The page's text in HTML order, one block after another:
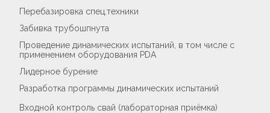
Перебазировка спец.техники
Забивка трубошпнута
Проведение динамических испытаний, в том числе с
применением оборудования PDA
Лидерное бурение
Разработка программы динамических испытаний
Входной контроль свай (лабораторная приёмка)